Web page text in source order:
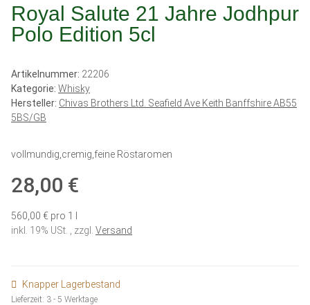
Royal Salute 21 Jahre Jodhpur
Polo Edition 5cl
Artikelnummer: 22206
Kategorie: Whisky
Hersteller: Chivas Brothers Ltd. Seafield Ave Keith Banffshire AB55
5BS/GB
vollmundig,cremig,feine Röstaromen
28,00 €
560,00 € pro 1 l
inkl. 19% USt. , zzgl. Versand
Knapper Lagerbestand
Lieferzeit: 3 - 5 Werktage